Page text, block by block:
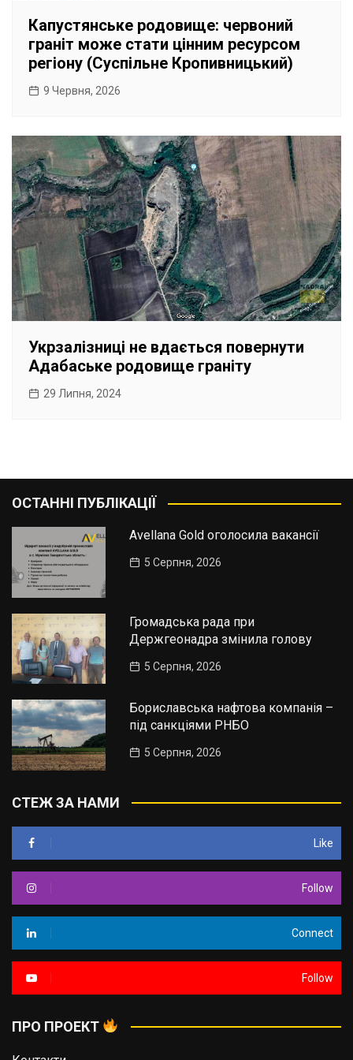
Капустянське родовище: червоний
граніт може стати цінним ресурсом
регіону (Суспільне Кропивницький)
9 Червня, 2026
Укрзалізниці не вдається повернути
Адабаське родовище граніту
29 Липня, 2024
ОСТАННІ ПУБЛІКАЦІЇ
Avellana Gold оголосила вакансії
5 Серпня, 2026
Громадська рада при
Держгеонадра змінила голову
5 Серпня, 2026
Бориславська нафтова компанія –
під санкціями РНБО
5 Серпня, 2026
СТЕЖ ЗА НАМИ
Like
Follow
Connect
Follow
ПРО ПРОЕКТ